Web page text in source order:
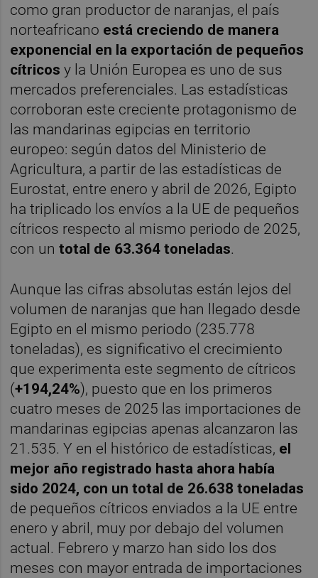
como gran productor de naranjas, el país
norteafricano está creciendo de manera
exponencial en la exportación de pequeños
cítricos y la Unión Europea es uno de sus
mercados preferenciales. Las estadísticas
corroboran este creciente protagonismo de
las mandarinas egipcias en territorio
europeo: según datos del Ministerio de
Agricultura, a partir de las estadísticas de
Eurostat, entre enero y abril de 2026, Egipto
ha triplicado los envíos a la UE de pequeños
cítricos respecto al mismo periodo de 2025,
con untotal de 63.364 toneladas.
Aunque las cifras absolutas están lejos del
volumen de naranjas que han llegado desde
Egipto en el mismo periodo (235.778
toneladas), es significativo el crecimiento
que experimenta este segmento de cítricos
(+194,24%), puesto que en los primeros
cuatro meses de 2025 las importaciones de
mandarinas egipcias apenas alcanzaron las
21.535. Y en el histórico de estadísticas, el
mejor año registrado hasta ahora había
sido 2024, con un total de 26.638 toneladas
de pequeños cítricos enviados a la UE entre
enero y abril, muy por debajo del volumen
actual. Febrero y marzo han sido los dos
meses con mayor entrada de importaciones